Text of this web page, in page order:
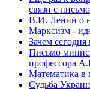
связи с
В.И. Ленин о
Марксизм -
Зачем
Письмо
профессора
Математика в
Судьба